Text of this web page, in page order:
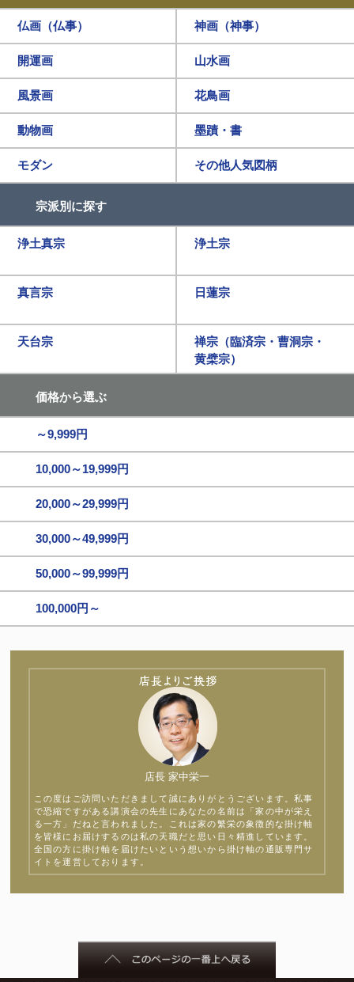
仏画（仏事） 神画（神事）
開運画 山水画
風景画 花鳥画
動物画 墨蹟・書
モダン その他人気図柄
宗派別に探す
浄土真宗 浄土宗
真言宗 日蓮宗
天台宗
禅宗（臨済宗・曹洞宗・
黄檗宗）
価格から選ぶ
～9,999円
10,000～19,999円
20,000～29,999円
30,000～49,999円
50,000～99,999円
100,000円～
店長 家中栄一
この度はご訪問いただきまして誠にありがとうございます。私事
で恐縮ですがある講演会の先生にあなたの名前は「家の中が栄え
る一方」だねと言われました。これは家の繁栄の象徴的な掛け軸
を皆様にお届けするのは私の天職だと思い日々精進しています。
全国の方に掛け軸を届けたいという想いから掛け軸の通販専門サ
イトを運営しております。